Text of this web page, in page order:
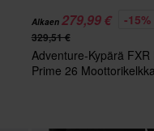
Alkaen 279,99 € -15%
329,51 €
Adventure-Kypärä FXR
Prime 26 Moottorikelkka